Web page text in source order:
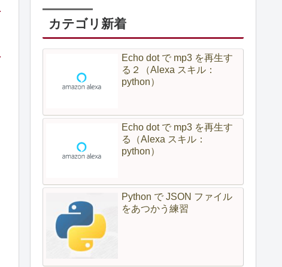
カテゴリ新着
Echo dot で mp3 を再生す
る２（Alexa スキル：
python）
Echo dot で mp3 を再生す
る（Alexa スキル：
python）
Python で JSON ファイル
をあつかう練習